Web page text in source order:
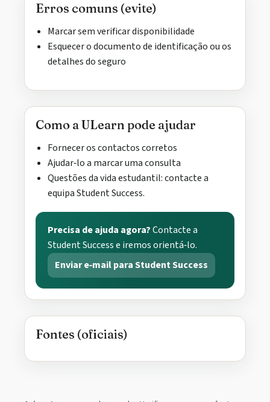
Erros comuns (evite)
Marcar sem verificar disponibilidade
Esquecer o documento de identificação ou os
detalhes do seguro
Como a ULearn pode ajudar
Fornecer os contactos corretos
Ajudar‑lo a marcar uma consulta
Questões da vida estudantil: contacte a
equipa Student Success.
Precisa de ajuda agora?Contacte a
Student Success e iremos orientá‑lo.
Enviar e‑mail para Student Success
Fontes (oficiais)